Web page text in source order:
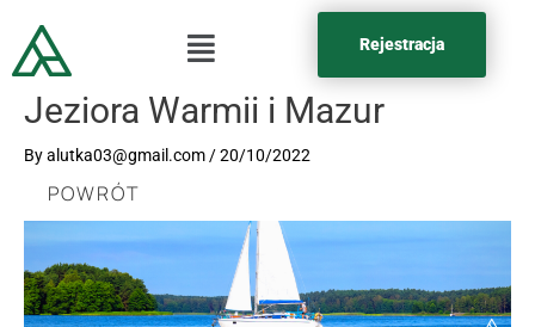
Rejestracja
Jeziora Warmii i Mazur
Byalutka03@gmail.com /20/10/2022
POWRÓT